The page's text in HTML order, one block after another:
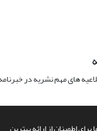
های مهم نشریه در